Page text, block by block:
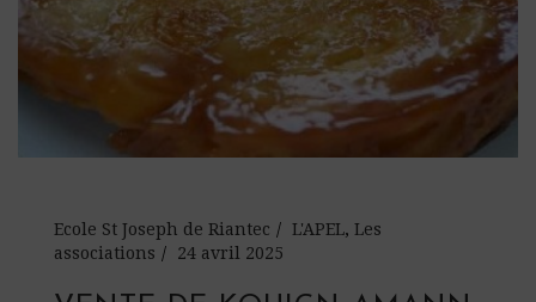
Ecole St Joseph de Riantec L'APEL, Les
associations
24 avril 2025